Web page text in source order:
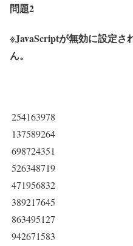
問題2
※JavaScriptが無効に設定さ
ん。
254163978
137589264
698724351
526348719
471956832
389217645
863495127
942671583